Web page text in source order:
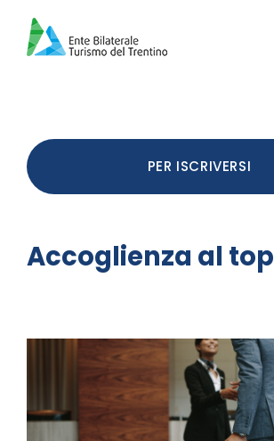
contenuto
PER ISCRIVERSI
Accoglienza al top